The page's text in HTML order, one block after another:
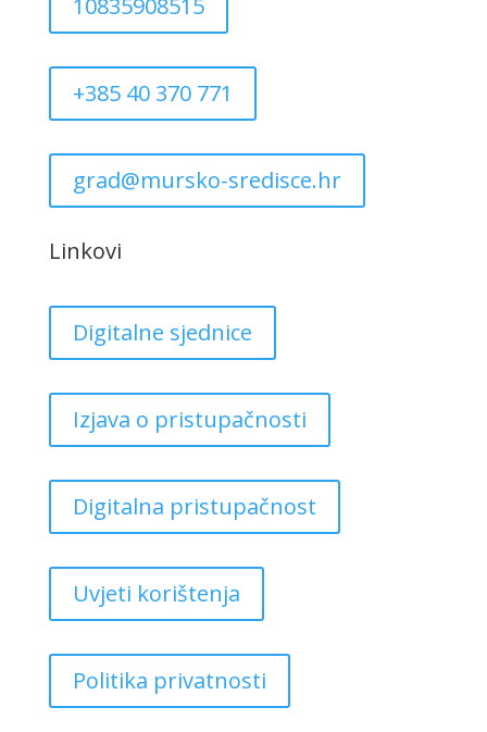
10835908515
+385 40 370 771
grad@mursko-sredisce.hr
Linkovi
Digitalne sjednice
Izjava o pristupačnosti
Digitalna pristupačnost
Uvjeti korištenja
Politika privatnosti